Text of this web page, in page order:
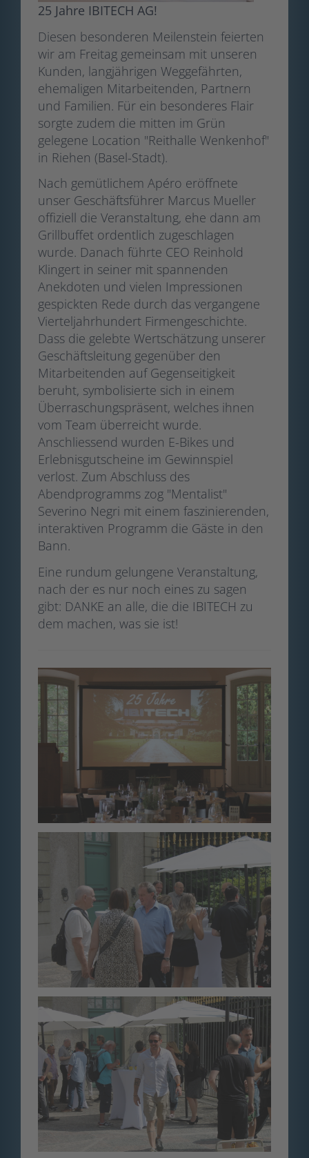
25 Jahre IBITECH AG!
Diesen besonderen Meilenstein feierten
wir am Freitag gemeinsam mit unseren
Kunden, langjährigen Weggefährten,
ehemaligen Mitarbeitenden, Partnern
und Familien. Für ein besonderes Flair
sorgte zudem die mitten im Grün
gelegene Location "Reithalle Wenkenhof"
in Riehen (Basel-Stadt).
Nach gemütlichem Apéro eröffnete
unser Geschäftsführer Marcus Mueller
offiziell die Veranstaltung, ehe dann am
Grillbuffet ordentlich zugeschlagen
wurde. Danach führte CEO Reinhold
Klingert in seiner mit spannenden
Anekdoten und vielen Impressionen
gespickten Rede durch das vergangene
Vierteljahrhundert Firmengeschichte.
Dass die gelebte Wertschätzung unserer
Geschäftsleitung gegenüber den
Mitarbeitenden auf Gegenseitigkeit
beruht, symbolisierte sich in einem
Überraschungspräsent, welches ihnen
vom Team überreicht wurde.
Anschliessend wurden E-Bikes und
Erlebnisgutscheine im Gewinnspiel
verlost. Zum Abschluss des
Abendprogramms zog "Mentalist"
Severino Negri mit einem faszinierenden,
interaktiven Programm die Gäste in den
Bann.
Eine rundum gelungene Veranstaltung,
nach der es nur noch eines zu sagen
gibt: DANKE an alle, die die IBITECH zu
dem machen, was sie ist!